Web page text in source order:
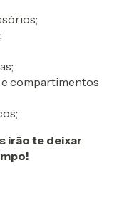
e compartimentos
irão te deixar